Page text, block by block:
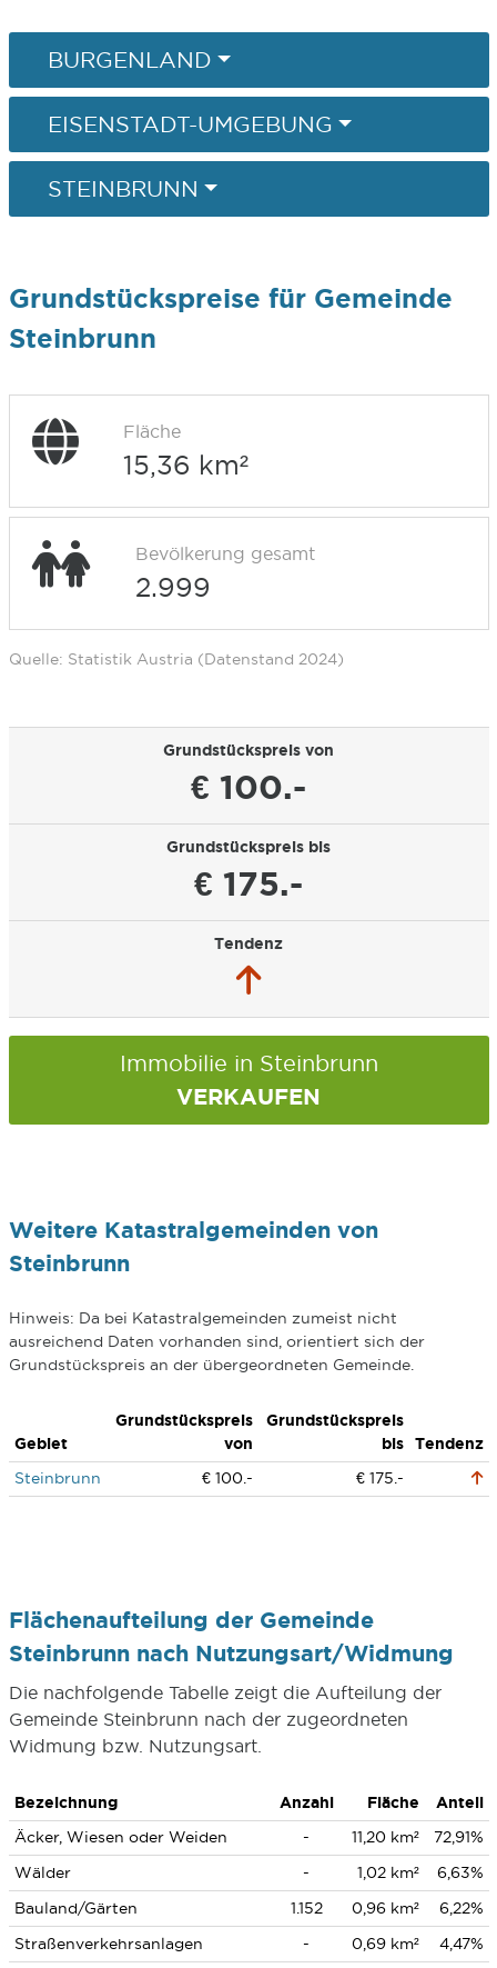
BURGENLAND
EISENSTADT-UMGEBUNG
STEINBRUNN
Grundstückspreise für Gemeinde
Steinbrunn
Fläche
15,36 km²
Bevölkerung gesamt
2.999
Quelle: Statistik Austria (Datenstand 2024)
Grundstückspreis von
€ 100.-
Grundstückspreis bis
€ 175.-
Tendenz
Immobilie in Steinbrunn
VERKAUFEN
Weitere Katastralgemeinden von
Steinbrunn
Hinweis: Da bei Katastralgemeinden zumeist nicht
ausreichend Daten vorhanden sind, orientiert sich der
Grundstückspreis an der übergeordneten Gemeinde.
Gebiet
Grundstückspreis
von
Grundstückspreis
bis
Tendenz
Steinbrunn
€ 100.- € 175.-
Flächenaufteilung der Gemeinde
Steinbrunn nach Nutzungsart/Widmung
Die nachfolgende Tabelle zeigt die Aufteilung der
Gemeinde Steinbrunn nach der zugeordneten
Widmung bzw. Nutzungsart.
Bezeichnung Anzahl Fläche
Anteil
Äcker, Wiesen oder Weiden
- 11,20 km²
72,91%
Wälder
- 1,02 km²
6,63%
Bauland/Gärten
1.152 0,96 km²
6,22%
Straßenverkehrsanlagen
- 0,69 km² 4,47%